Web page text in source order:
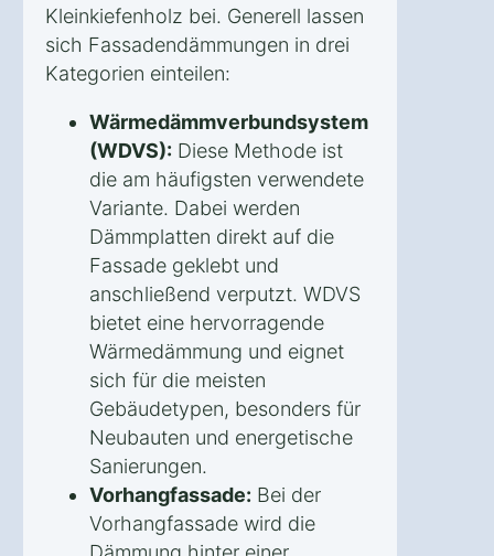
Kleinkiefenholz bei. Generell lassen
sich Fassadendämmungen in drei
Kategorien einteilen:
Wärmedämmverbundsystem
(WDVS): Diese Methode ist
die am häufigsten verwendete
Variante. Dabei werden
Dämmplatten direkt auf die
Fassade geklebt und
anschließend verputzt. WDVS
bietet eine hervorragende
Wärmedämmung und eignet
sich für die meisten
Gebäudetypen, besonders für
Neubauten und energetische
Sanierungen.
Vorhangfassade: Bei der
Vorhangfassade wird die